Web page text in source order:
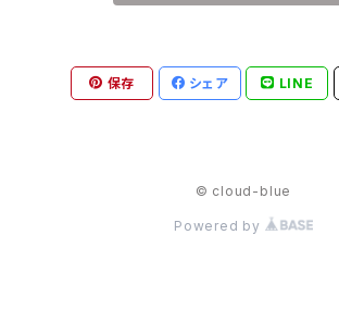
保存 シェア LINE
© cloud-blue
Powered by